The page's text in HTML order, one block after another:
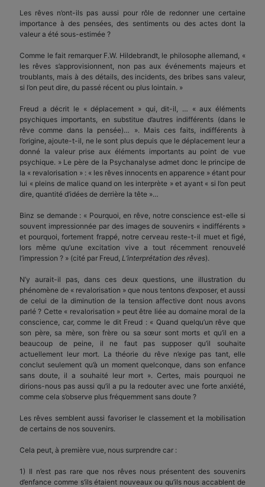
Les rêves n’ont-ils pas aussi pour rôle de redonner une certaine
importance à des pensées, des sentiments ou des actes dont la
valeur a été sous-estimée ?
Comme le fait remarquer F.W. Hildebrandt, le philosophe allemand, «
les rêves s’approvisionnent, non pas aux événements majeurs et
troublants, mais à des détails, des incidents, des bribes sans valeur,
si l’on peut dire, du passé récent ou plus lointain. »
Freud a décrit le « déplacement » qui, dit-il, … « aux éléments
psychiques importants, en substitue d’autres indifférents (dans le
rêve comme dans la pensée)… ». Mais ces faits, indifférents à
l’origine, ajoute-t-il, ne le sont plus depuis que le déplacement leur a
donné la valeur prise aux éléments importants au point de vue
psychique. » Le père de la Psychanalyse admet donc le principe de
la « revalorisation » : « les rêves innocents en apparence » étant pour
lui « pleins de malice quand on les interprète » et ayant « si l’on peut
dire, quantité d’idées de derrière la tête »…
Binz se demande : « Pourquoi, en rêve, notre conscience est-elle si
souvent impressionnée par des images de souvenirs « indifférents »
et pourquoi, fortement frappé, notre cerveau reste-t-il muet et figé,
lors même qu’une excitation vive a tout récemment renouvelé
l’impression ? » (cité par Freud, L’interprétation des rêves).
N’y aurait-il pas, dans ces deux questions, une illustration du
phénomène de « revalorisation » que nous tentons d’exposer, et aussi
de celui de la diminution de la tension affective dont nous avons
parlé ? Cette « revalorisation » peut être liée au domaine moral de la
conscience, car, comme le dit Freud : « Quand quelqu’un rêve que
son père, sa mère, son frère ou sa sœur sont morts et qu’il en a
beaucoup de peine, il ne faut pas supposer qu’il souhaite
actuellement leur mort. La théorie du rêve n’exige pas tant, elle
conclut seulement qu’à un moment quelconque, dans son enfance
sans doute, il a souhaité leur mort ». Certes, mais pourquoi ne
dirions-nous pas aussi qu’il a pu la redouter avec une forte anxiété,
comme cela s’observe plus fréquemment sans doute ?
Les rêves semblent aussi favoriser le classement et la mobilisation
de certains de nos souvenirs.
Cela peut, à première vue, nous surprendre car :
1) Il n’est pas rare que nos rêves nous présentent des souvenirs
d’enfance comme s’ils étaient nouveaux ou qu’ils nous accablent de